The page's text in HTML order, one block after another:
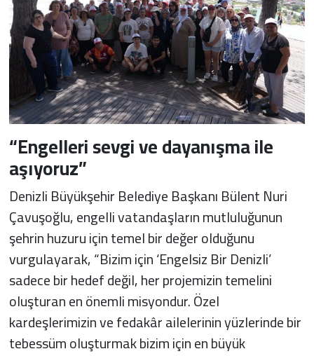
“Engelleri sevgi ve dayanışma ile
aşıyoruz”
Denizli Büyükşehir Belediye Başkanı Bülent Nuri
Çavuşoğlu, engelli vatandaşların mutluluğunun
şehrin huzuru için temel bir değer olduğunu
vurgulayarak, “Bizim için ‘Engelsiz Bir Denizli’
sadece bir hedef değil, her projemizin temelini
oluşturan en önemli misyondur. Özel
kardeşlerimizin ve fedakâr ailelerinin yüzlerinde bir
tebessüm oluşturmak bizim için en büyük